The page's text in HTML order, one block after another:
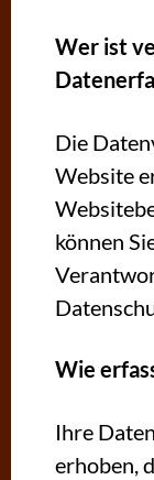
Wer ist
Die
Website
können
Wie
Ihre
erhoben,